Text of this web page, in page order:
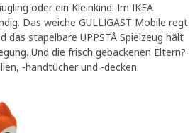
oder ein Kleinkind: Im IKEA
Das weiche GULLIGAST Mobile regt
das stapelbare UPPSTÅ Spielzeug hält
Und die frisch gebackenen Eltern?
-handtücher und -decken.